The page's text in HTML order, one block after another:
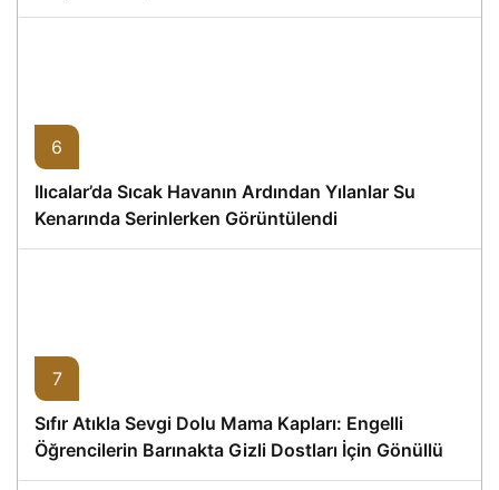
6
Ilıcalar’da Sıcak Havanın Ardından Yılanlar Su
Kenarında Serinlerken Görüntülendi
7
Sıfır Atıkla Sevgi Dolu Mama Kapları: Engelli
Öğrencilerin Barınakta Gizli Dostları İçin Gönüllü
Proje